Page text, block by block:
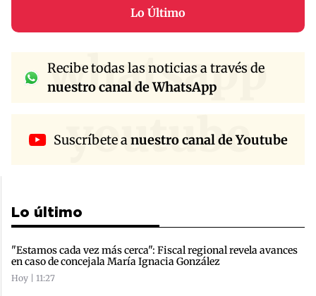
Lo Último
whatsapp
Recibe todas las noticias a través de
nuestro canal de WhatsApp
youtube
Suscríbete anuestro canal de Youtube
Lo último
"Estamos cada vez más cerca": Fiscal regional revela avances
en caso de concejala María Ignacia González
Hoy | 11:27